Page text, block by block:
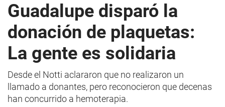
Guadalupe disparó la
donación de plaquetas:
La gente es solidaria
Desde el Notti aclararon que no realizaron un
llamado a donantes, pero reconocieron que decenas
han concurrido a hemoterapia.